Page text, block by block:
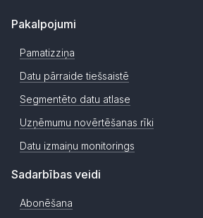
Pakalpojumi
Pamatizziņa
Datu pārraide tiešsaistē
Segmentēto datu atlase
Uzņēmumu novērtēšanas rīki
Datu izmaiņu monitorings
Sadarbības veidi
Abonēšana